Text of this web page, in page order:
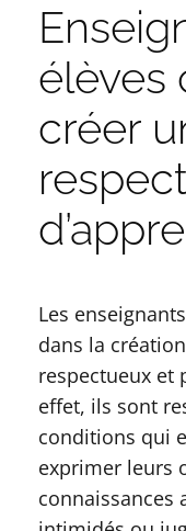
élèves
créer
Les
dans la
respectueux et
effet, ils sont
conditions qui
exprimer leurs
connaissances